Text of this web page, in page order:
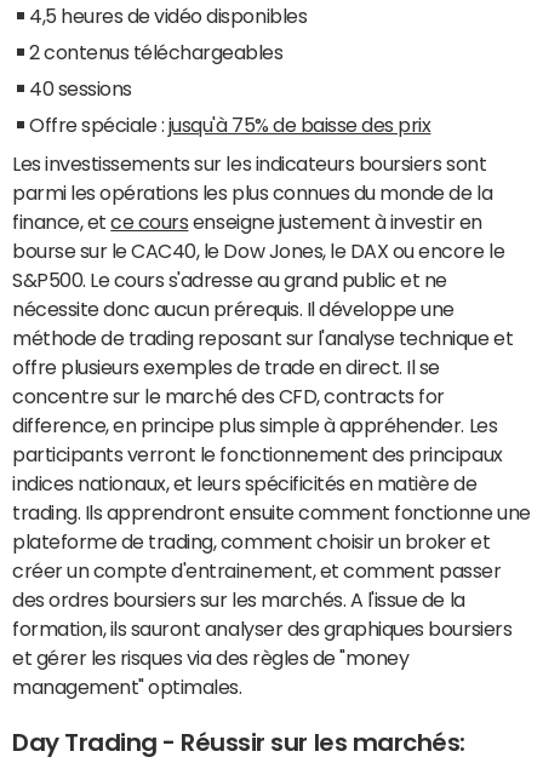
4,5 heures de vidéo disponibles
2 contenus téléchargeables
40 sessions
Offre spéciale : jusqu'à 75% de baisse des prix
Les investissements sur les indicateurs boursiers sont
parmi les opérations les plus connues du monde de la
finance, etce cours enseigne justement à investir en
bourse sur le CAC40, le Dow Jones, le DAX ou encore le
S&P500. Le cours s'adresse au grand public et ne
nécessite donc aucun prérequis. Il développe une
méthode de trading reposant sur l'analyse technique et
offre plusieurs exemples de trade en direct. Il se
concentre sur le marché des CFD, contracts for
difference, en principe plus simple à appréhender. Les
participants verront le fonctionnement des principaux
indices nationaux, et leurs spécificités en matière de
trading. Ils apprendront ensuite comment fonctionne une
plateforme de trading, comment choisir un broker et
créer un compte d'entrainement, et comment passer
des ordres boursiers sur les marchés. A l'issue de la
formation, ils sauront analyser des graphiques boursiers
et gérer les risques via des règles de "money
management" optimales.
Day Trading - Réussir sur les marchés: